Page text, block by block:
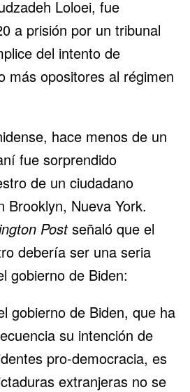
Loloei, fue
a prisión por un tribunal
del intento de
más opositores al régimen
hace menos de un
fue sorprendido
de un ciudadano
Brooklyn, Nueva York.
Postseñaló que el
debería ser una seria
gobierno de Biden:
gobierno de Biden, que ha
su intención de
pro-democracia, es
extranjeras no se